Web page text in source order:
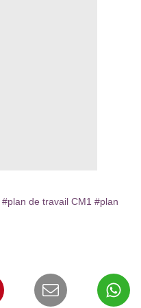
#plan de travail CM1 #plan